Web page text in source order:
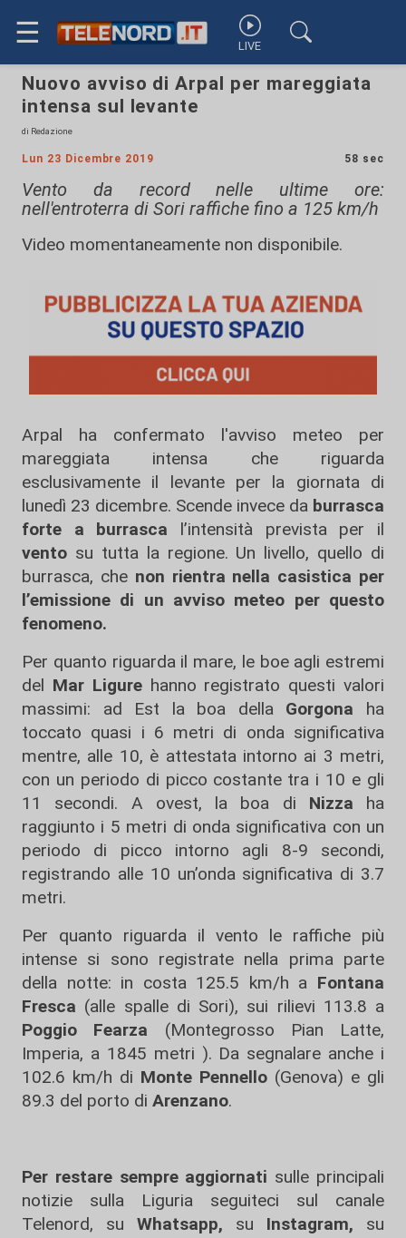
☰ LIVE
Nuovo avviso di Arpal per mareggiata
intensa sul levante
di Redazione
Lun 23 Dicembre 2019 58 sec
Vento da record nelle ultime ore:
nell'entroterra di Sori raffiche fino a 125 km/h
Video momentaneamente non disponibile.
Arpal ha confermato l'avviso meteo per
mareggiata intensa che riguarda
esclusivamente il levante per la giornata di
lunedì 23 dicembre. Scende invece da burrasca
forte a burrasca l’intensità prevista per il
vento su tutta la regione. Un livello, quello di
burrasca, che non rientra nella casistica per
l’emissione di un avviso meteo per questo
fenomeno.
Per quanto riguarda il mare, le boe agli estremi
del Mar Ligurehanno registrato questi valori
massimi: ad Est la boa della Gorgona ha
toccato quasi i 6 metri di onda significativa
mentre, alle 10, è attestata intorno ai 3 metri,
con un periodo di picco costante tra i 10 e gli
11 secondi. A ovest, la boa di Nizza ha
raggiunto i 5 metri di onda significativa con un
periodo di picco intorno agli 8-9 secondi,
registrando alle 10 un’onda significativa di 3.7
metri.
Per quanto riguarda il vento le raffiche più
intense si sono registrate nella prima parte
della notte: in costa 125.5 km/h a Fontana
Fresca (alle spalle di Sori), sui rilievi 113.8 a
Poggio Fearza (Montegrosso Pian Latte,
Imperia, a 1845 metri ). Da segnalare anche i
102.6 km/h di Monte Pennello (Genova) e gli
89.3 del porto di Arenzano.
Per restare sempre aggiornati sulle principali
notizie sulla Liguria seguiteci sul canale
Telenord, su
Whatsapp, su Instagram, su